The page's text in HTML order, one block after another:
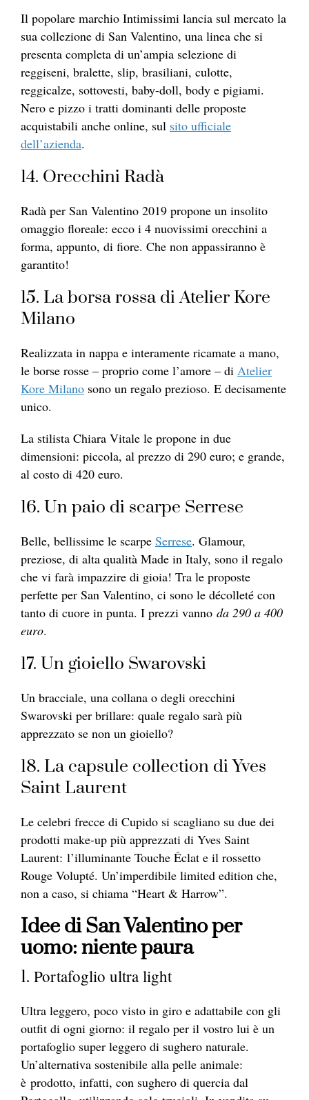
Il popolare marchio Intimissimi lancia sul mercato la
sua collezione di San Valentino, una linea che si
presenta completa di un’ampia selezione di
reggiseni, bralette, slip, brasiliani, culotte,
reggicalze, sottovesti, baby-doll, body e pigiami.
Nero e pizzo i tratti dominanti delle proposte
acquistabili anche online, sul sito ufficiale
dell’azienda.
14. Orecchini Radà
Radà per San Valentino 2019 propone un insolito
omaggio floreale: ecco i 4 nuovissimi orecchini a
forma, appunto, di fiore. Che non appassiranno è
garantito!
15. La borsa rossa di Atelier Kore
Milano
Realizzata in nappa e interamente ricamate a mano,
le borse rosse – proprio come l’amore – di Atelier
Kore Milano sono un regalo prezioso. E decisamente
unico.
La stilista Chiara Vitale le propone in due
dimensioni: piccola, al prezzo di 290 euro; e grande,
al costo di 420 euro.
16. Un paio di scarpe Serrese
Belle, bellissime le scarpe Serrese. Glamour,
preziose, di alta qualità Made in Italy, sono il regalo
che vi farà impazzire di gioia! Tra le proposte
perfette per San Valentino, ci sono le décolleté con
tanto di cuore in punta. I prezzi vanno da 290 a 400
euro.
17. Un gioiello Swarovski
Un bracciale, una collana o degli orecchini
Swarovski per brillare: quale regalo sarà più
apprezzato se non un gioiello?
18. La capsule collection di Yves
Saint Laurent
Le celebri frecce di Cupido si scagliano su due dei
prodotti make-up più apprezzati di Yves Saint
Laurent: l’illuminante Touche Éclat e il rossetto
Rouge Volupté. Un’imperdibile limited edition che,
non a caso, si chiama “Heart & Harrow”.
Idee di San Valentino per
uomo: niente paura
1. Portafoglio ultra light
Ultra leggero, poco visto in giro e adattabile con gli
outfit di ogni giorno: il regalo per il vostro lui è un
portafoglio super leggero di sughero naturale.
Un’alternativa sostenibile alla pelle animale:
è prodotto, infatti, con sughero di quercia dal